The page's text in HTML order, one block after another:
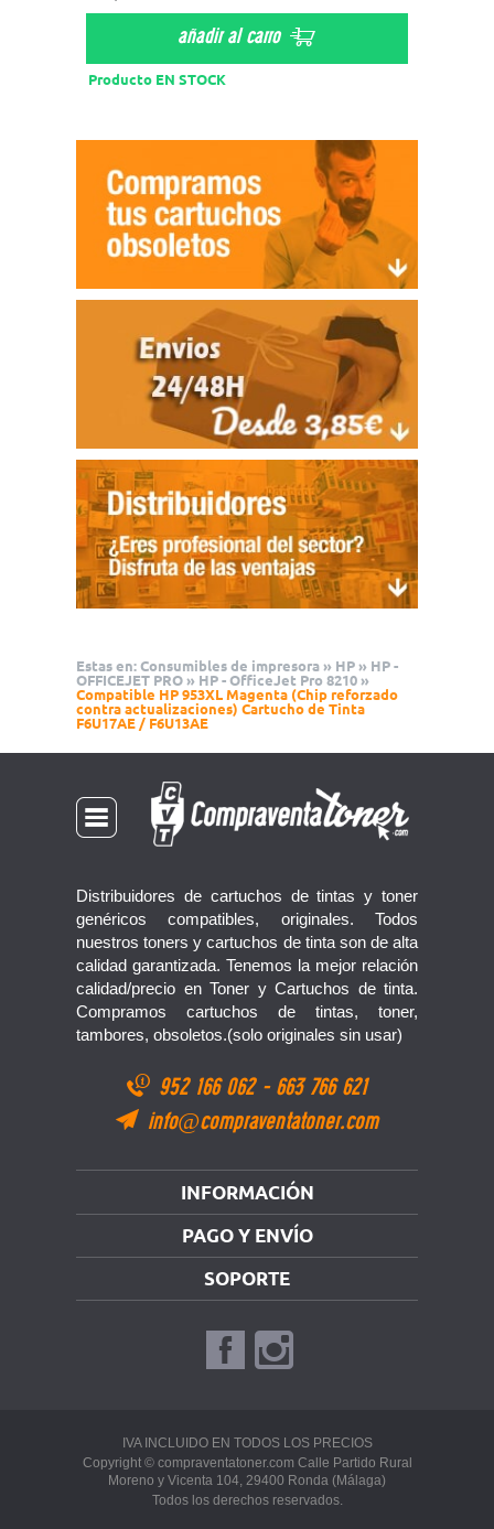
Producto EN STOCK
añadir al carro
Estas en: Consumibles de impresora » HP » HP -
OFFICEJET PRO » HP - OfficeJet Pro 8210 »
Compatible HP 953XL Magenta (Chip reforzado
contra actualizaciones) Cartucho de Tinta
F6U17AE / F6U13AE
Distribuidores de cartuchos de tintas y toner
genéricos compatibles, originales. Todos
nuestros toners y cartuchos de tinta son de alta
calidad garantizada. Tenemos la mejor relación
calidad/precio en Toner y Cartuchos de tinta.
Compramos cartuchos de tintas, toner,
tambores, obsoletos.(solo originales sin usar)
952 166 062 - 663 766 621
info@compraventatoner.com
INFORMACIÓN
PAGO Y ENVÍO
SOPORTE
IVA INCLUIDO EN TODOS LOS PRECIOS
Copyright © compraventatoner.com Calle Partido Rural
Moreno y Vicenta 104, 29400 Ronda (Málaga)
Todos los derechos reservados.